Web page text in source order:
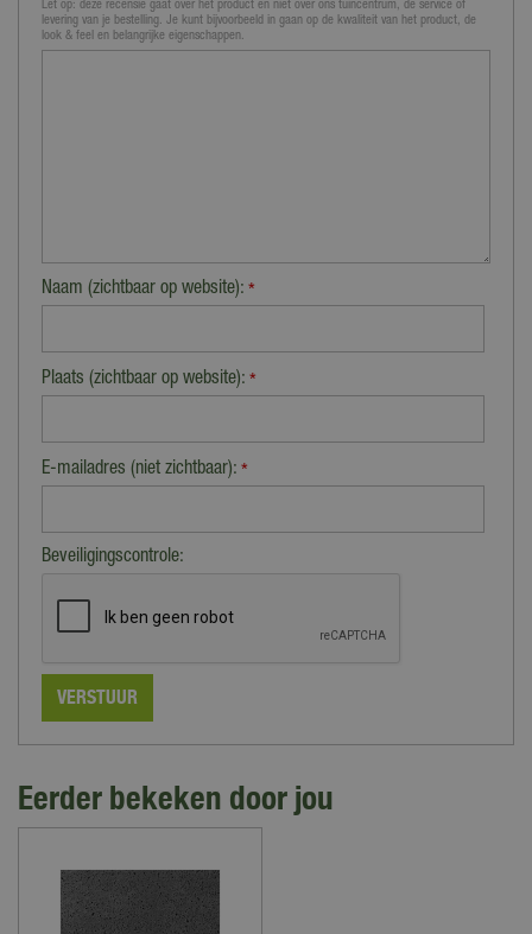
Let op: deze recensie gaat over het product en niet over ons tuincentrum, de service of
levering van je bestelling. Je kunt bijvoorbeeld in gaan op de kwaliteit van het product, de
look & feel en belangrijke eigenschappen.
Naam (zichtbaar op website): *
Plaats (zichtbaar op website): *
E-mailadres (niet zichtbaar): *
Beveiligingscontrole:
Eerder bekeken door jou